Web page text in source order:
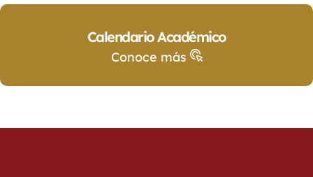
Calendario Académico
Conoce más